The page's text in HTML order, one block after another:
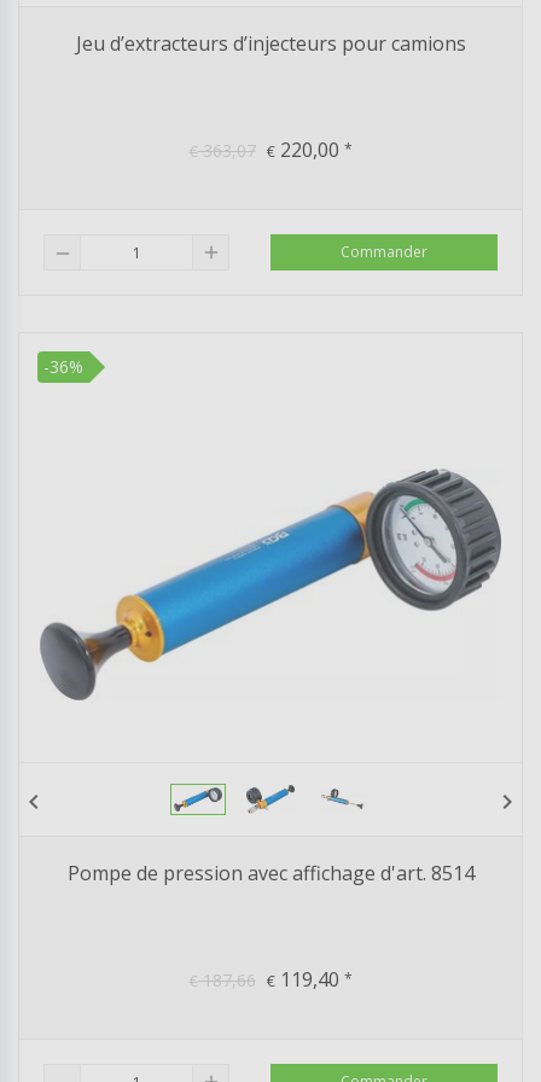
Jeu d’extracteurs d’injecteurs pour camions
€363,07 €220,00 *
remove add Commander
-36%
chevron_left chevron_right
Pompe de pression avec affichage d'art. 8514
€187,66 €119,40 *